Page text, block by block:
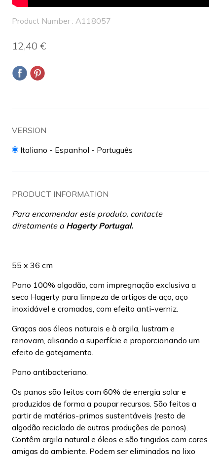
Product Number : A118057
12,40 €
VERSION
Italiano - Espanhol - Português
PRODUCT INFORMATION
Para encomendar este produto, contacte
diretamente a Hagerty Portugal.
55 x 36 cm
Pano 100% algodão, com impregnação exclusiva a
seco Hagerty para limpeza de artigos de aço, aço
inoxidável e cromados, com efeito anti-verniz.
Graças aos óleos naturais e à argila, lustram e
renovam, alisando a superfície e proporcionando um
efeito de gotejamento.
Pano antibacteriano.
Os panos são feitos com 60% de energia solar e
produzidos de forma a poupar recursos. São feitos a
partir de matérias-primas sustentáveis (resto de
algodão reciclado de outras produções de panos).
Contêm argila natural e óleos e são tingidos com cores
amigas do ambiente. Podem ser eliminados no lixo